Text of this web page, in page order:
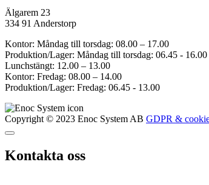
Älgarem 23
334 91 Anderstorp
Kontor: Måndag till torsdag: 08.00 – 17.00
Produktion/Lager: Måndag till torsdag: 06.45 - 16.00
Lunchstängt: 12.00 – 13.00
Kontor: Fredag: 08.00 – 14.00
Produktion/Lager: Fredag: 06.45 - 13.00
Copyright © 2023 Enoc System AB GDPR &
Kontakta oss